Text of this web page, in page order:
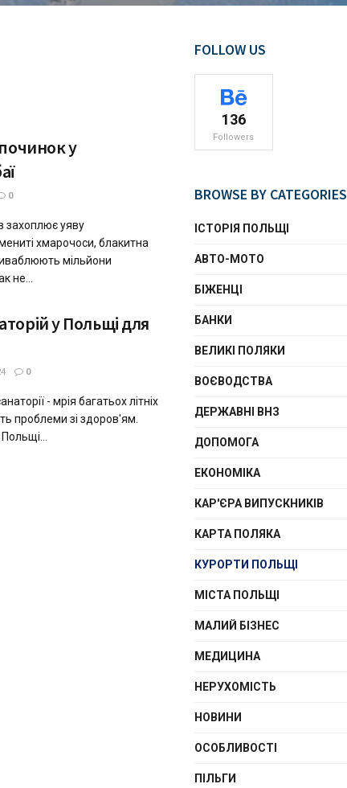
у
0
захоплює уяву
хмарочоси, блакитна
мільйони
не...
у Польщі для
0
- мрія багатьох літніх
проблеми зі здоров'ям.
FOLLOW US
136
Followers
BROWSE BY CATEGORIES
ІСТОРІЯ ПОЛЬЩІ
АВТО-МОТО
БІЖЕНЦІ
БАНКИ
ВЕЛИКІ ПОЛЯКИ
ВОЄВОДСТВА
ДЕРЖАВНІ ВНЗ
ДОПОМОГА
ЕКОНОМІКА
КАР'ЄРА ВИПУСКНИКІВ
КАРТА ПОЛЯКА
КУРОРТИ ПОЛЬЩІ
МІСТА ПОЛЬЩІ
МАЛИЙ БІЗНЕС
МЕДИЦИНА
НЕРУХОМІСТЬ
НОВИНИ
ОСОБЛИВОСТІ
ПІЛЬГИ